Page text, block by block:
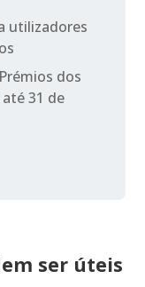
utilizadores
dos
31 de
ser úteis